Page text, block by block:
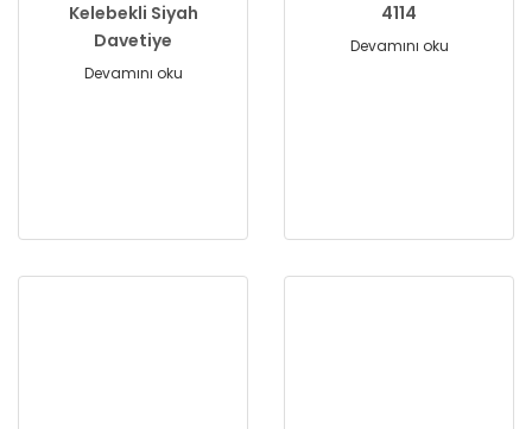
Kelebekli Siyah
Davetiye
Devamını oku
4114
Devamını oku